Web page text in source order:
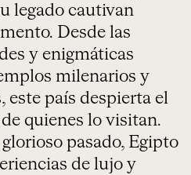
legado cautivan
Desde las
y enigmáticas
milenarios y
este país despierta el
quienes lo visitan.
pasado, Egipto
de lujo y